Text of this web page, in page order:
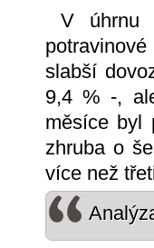
V úhrnu
slabší
9,4 % -,
měsíce byl
zhruba o
více než